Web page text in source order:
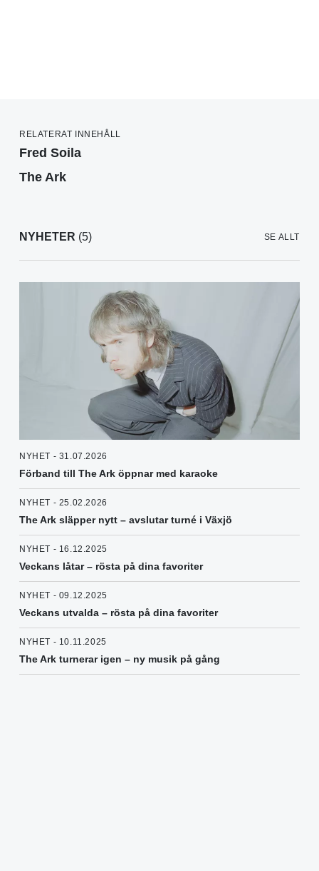
RELATERAT INNEHÅLL
Fred Soila
The Ark
NYHETER (5) SE ALLT
NYHET - 31.07.2026
Förband till The Ark öppnar med karaoke
NYHET - 25.02.2026
The Ark släpper nytt – avslutar turné i Växjö
NYHET - 16.12.2025
Veckans låtar – rösta på dina favoriter
NYHET - 09.12.2025
Veckans utvalda – rösta på dina favoriter
NYHET - 10.11.2025
The Ark turnerar igen – ny musik på gång